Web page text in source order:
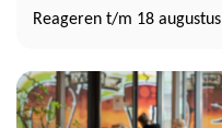
Reageren t/m 18 augustus